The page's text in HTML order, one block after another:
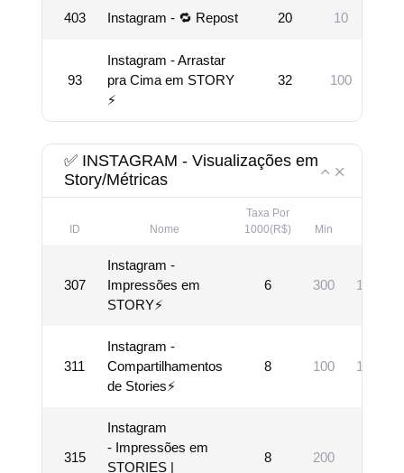
403 Instagram - 🔁 Repost 20 10
93
Instagram - Arrastar
pra Cima em STORY
⚡
32 100
✅ INSTAGRAM - Visualizações em
Story/Métricas
ID Nome
Taxa Por
1000(R$)
Min
307
Instagram -
Impressões em
STORY⚡
6 300
311
Instagram -
Compartilhamentos
de Stories⚡
8 100
315
Instagram
- Impressões em
STORIES |
8 200